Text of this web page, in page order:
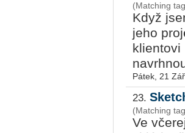
(Matching
Když
jeho
klientovi
Pátek, 21
23.
(Matching
Ve